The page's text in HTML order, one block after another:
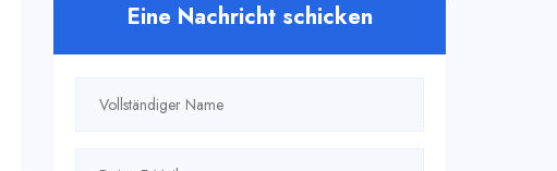
Eine Nachricht schicken